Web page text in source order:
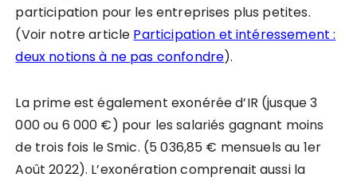
participation pour les entreprises plus petites.
(Voir notre article Participation et intéressement :
deux notions à ne pas confondre).
La prime est également exonérée d’IR (jusque 3
000 ou 6 000 €) pour les salariés gagnant moins
de trois fois le Smic. (5 036,85 € mensuels au 1er
Août 2022). L’exonération comprenait aussi la